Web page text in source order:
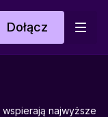
Dołącz